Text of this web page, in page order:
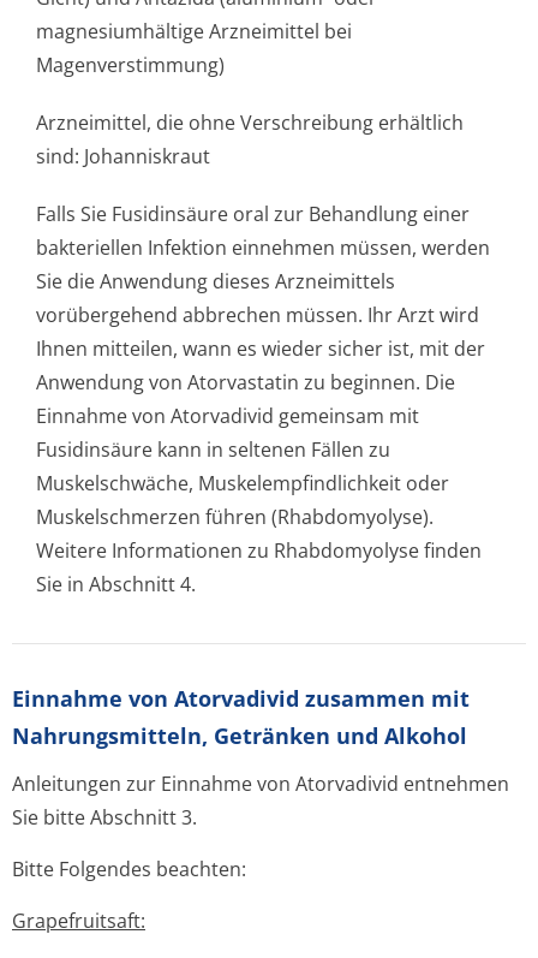
magnesiumhältige Arzneimittel bei
Magenverstimmung)
Arzneimittel, die ohne Verschreibung erhältlich
sind: Johanniskraut
Falls Sie Fusidinsäure oral zur Behandlung einer
bakteriellen Infektion einnehmen müssen, werden
Sie die Anwendung dieses Arzneimittels
vorübergehend abbrechen müssen. Ihr Arzt wird
Ihnen mitteilen, wann es wieder sicher ist, mit der
Anwendung von Atorvastatin zu beginnen. Die
Einnahme von Atorvadivid gemeinsam mit
Fusidinsäure kann in seltenen Fällen zu
Muskelschwäche, Muskelempfindlichke­it oder
Muskelschmerzen führen (Rhabdomyolyse).
Weitere Informationen zu Rhabdomyolyse finden
Sie in Abschnitt 4.
Einnahme von Atorvadivid zusammen mit
Nahrungsmitteln, Getränken und Alkohol
Anleitungen zur Einnahme von Atorvadivid entnehmen
Sie bitte Abschnitt 3.
Bitte Folgendes beachten:
Grapefruitsaft: